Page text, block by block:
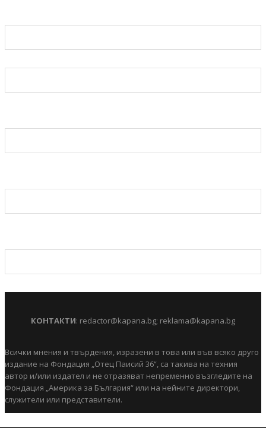
КОНТАКТИ: redactor@kapana.bg; reklama@kapana.bg
Всички мнения и твърдения, изразени в това или във всяко друго
издание на Фондация „Отец Паисий 36“, са такива на техния
автор и/или издател и не отразяват непременно възгледите на
Фондация „Америка за България“ или на нейните директори,
служители или представители.